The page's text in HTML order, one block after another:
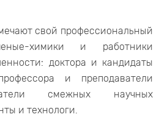
свой профессиональный
химики и работники
доктора и кандидаты
и преподаватели
смежных научных
и технологи.